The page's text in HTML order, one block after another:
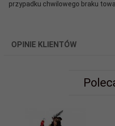
przypadku chwilowego braku
OPINIE KLIENTÓW